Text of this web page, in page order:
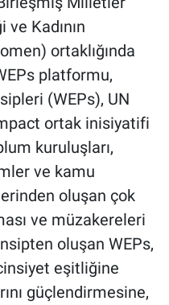
Kadının
ortaklığında
platformu,
(WEPs), UN
ortak inisiyatifi
kuruluşları,
ve kamu
oluşan çok
ve müzakereleri
oluşan WEPs,
eşitliğine
güçlendirmesine,